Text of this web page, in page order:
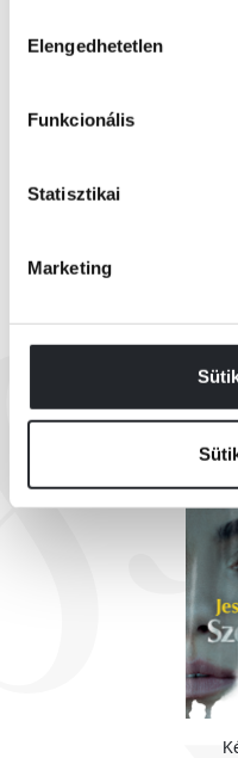
kiválasztása
Elengedhetetlen
Funkcionális
Statisztikai
Marketing
De senki sem sejtette, hogy
sem, hogy ennyi
És Kelly sem ártatlan...
RÉSZLET A
EZEK IS